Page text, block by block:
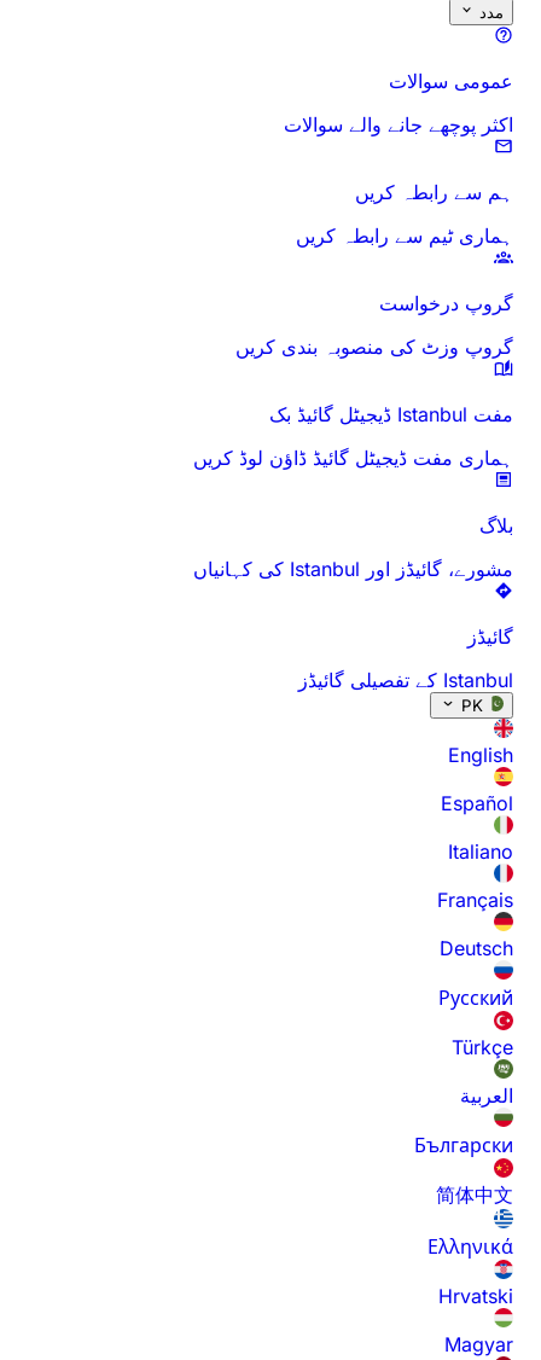
مدد
عمومی سوالات
اکثر پوچھے جانے والے سوالات
ہم سے رابطہ کریں
ہماری ٹیم سے رابطہ کریں
گروپ درخواست
گروپ وزٹ کی منصوبہ بندی کریں
مفت Istanbul ڈیجیٹل گائیڈ بک
ہماری مفت ڈیجیٹل گائیڈ ڈاؤن لوڈ کریں
بلاگ
مشورے، گائیڈز اور Istanbul کی کہانیاں
گائیڈز
Istanbul کے تفصیلی گائیڈز
PK
English
Español
Italiano
Français
Deutsch
Русский
Türkçe
العربية
Български
简体中文
Ελληνικά
Hrvatski
Magyar